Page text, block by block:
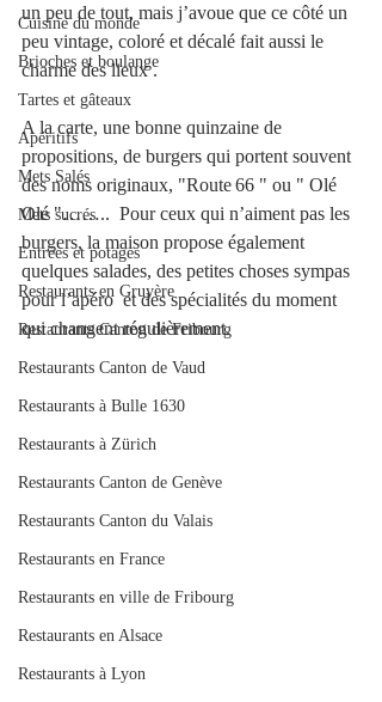
Cuisine du monde
Brioches et boulange
Tartes et gâteaux
Apéritifs
Mets Salés
Mets sucrés
Entrées et potages
Restaurants en Gruyère
Restaurants Canton de Fribourg
Restaurants Canton de Vaud
Restaurants à Bulle 1630
Restaurants à Zürich
Restaurants Canton de Genève
Restaurants Canton du Valais
Restaurants en France
Restaurants en ville de Fribourg
Restaurants en Alsace
Restaurants à Lyon
un peu de tout, mais j’avoue que ce côté un
peu vintage, coloré et décalé fait aussi le
charme des lieux .
A la carte, une bonne quinzaine de
propositions, de burgers qui portent souvent
des noms originaux, "Route 66 " ou " Olé
Olé "……..  Pour ceux qui n’aiment pas les
burgers, la maison propose également
quelques salades, des petites choses sympas
pour l’apéro  et des spécialités du moment
qui changent régulièrement.